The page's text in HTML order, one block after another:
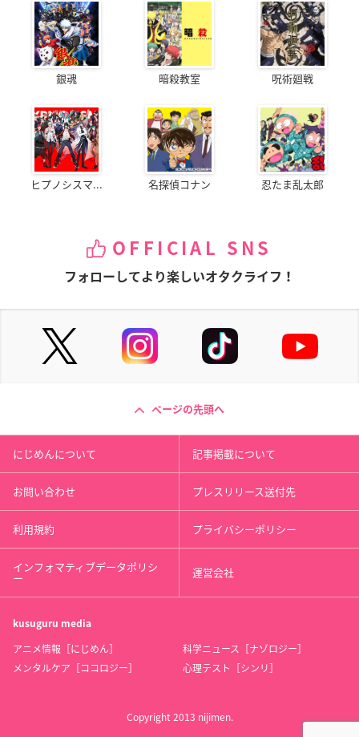
銀魂 暗殺教室 呪術廻戦
ヒプノシスマ... 名探偵コナン 忍たま乱太郎
OFFICIAL SNS
フォローしてより楽しいオタクライフ！
ページの先頭へ
にじめんについて 記事掲載について
お問い合わせ プレスリリース送付先
利用規約 プライバシーポリシー
インフォマティブデータポリシ
ー 運営会社
kusuguru media
アニメ情報［にじめん］
科学ニュース［ナゾロジー］
メンタルケア［ココロジー］
心理テスト［シンリ］
Copyright 2013 nijimen.